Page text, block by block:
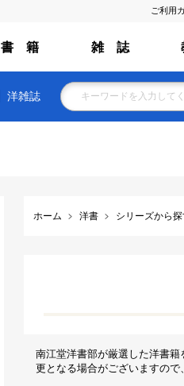
ご利用
書 籍 雑 誌
洋雑誌
ホーム 洋書 シリーズから
南江堂洋書部が厳選した洋書
更となる場合がございますので